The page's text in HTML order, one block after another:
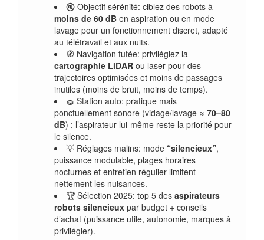
🔇 Objectif sérénité: ciblez des robots à
moins de 60 dBen aspiration ou en mode
lavage pour un fonctionnement discret, adapté
au télétravail et aux nuits.
🧭 Navigation futée: privilégiez la
cartographie LiDARou laser pour des
trajectoires optimisées et moins de passages
inutiles (moins de bruit, moins de temps).
🧽 Station auto: pratique mais
ponctuellement sonore (vidage/lavage ≈ 70–80
dB) ; l’aspirateur lui-même reste la priorité pour
le silence.
💡 Réglages malins: mode “silencieux”,
puissance modulable, plages horaires
nocturnes et entretien régulier limitent
nettement les nuisances.
🏆 Sélection 2025: top 5 des aspirateurs
robots silencieuxpar budget + conseils
d’achat (puissance utile, autonomie, marques à
privilégier).